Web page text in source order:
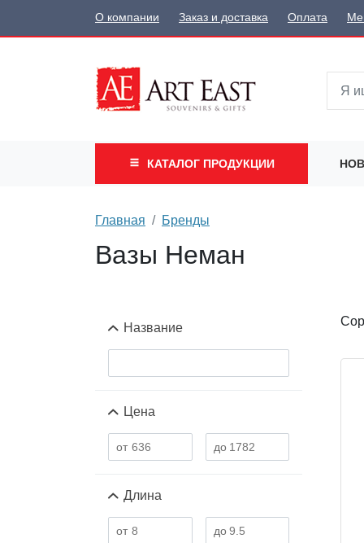
О компании Заказ и доставка Оплата
КАТАЛОГ ПРОДУКЦИИ
Главная Бренды
Вазы Неман
Название
Цена
Длина